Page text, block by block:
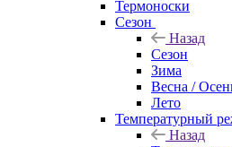
Термоноски
Сезон
Назад
Сезон
Зима
Весна /
Лето
Температурный
Назад